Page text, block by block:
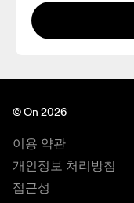
© On 2026
이용 약관
개인정보 처리방침
접근성